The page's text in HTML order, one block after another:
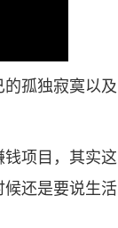
孤独寂寞以及
项目，其实这
还是要说生活